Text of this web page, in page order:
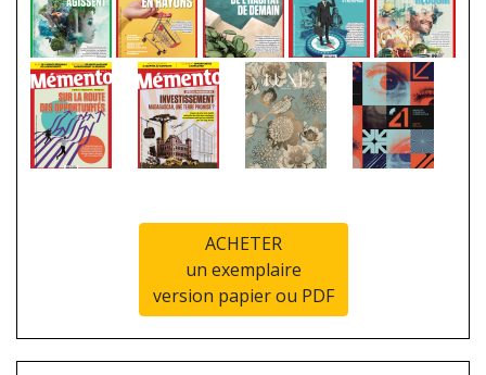
ACHETER
un exemplaire
version papier ou PDF